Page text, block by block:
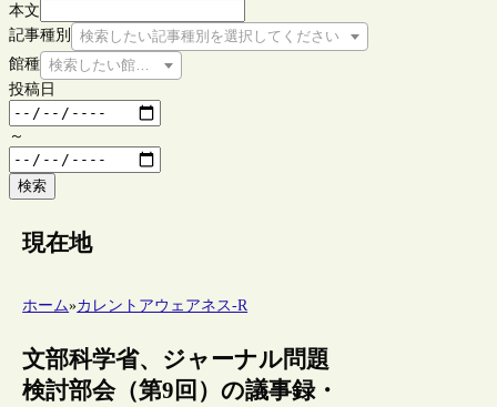
本文
記事種別
検索したい記事種別を選択してください
館種 検索したい館種を選択してください
投稿日
～
検索
現在地
ホーム»カレントアウェアネス-R
文部科学省、ジャーナル問題
検討部会（第9回）の議事録・